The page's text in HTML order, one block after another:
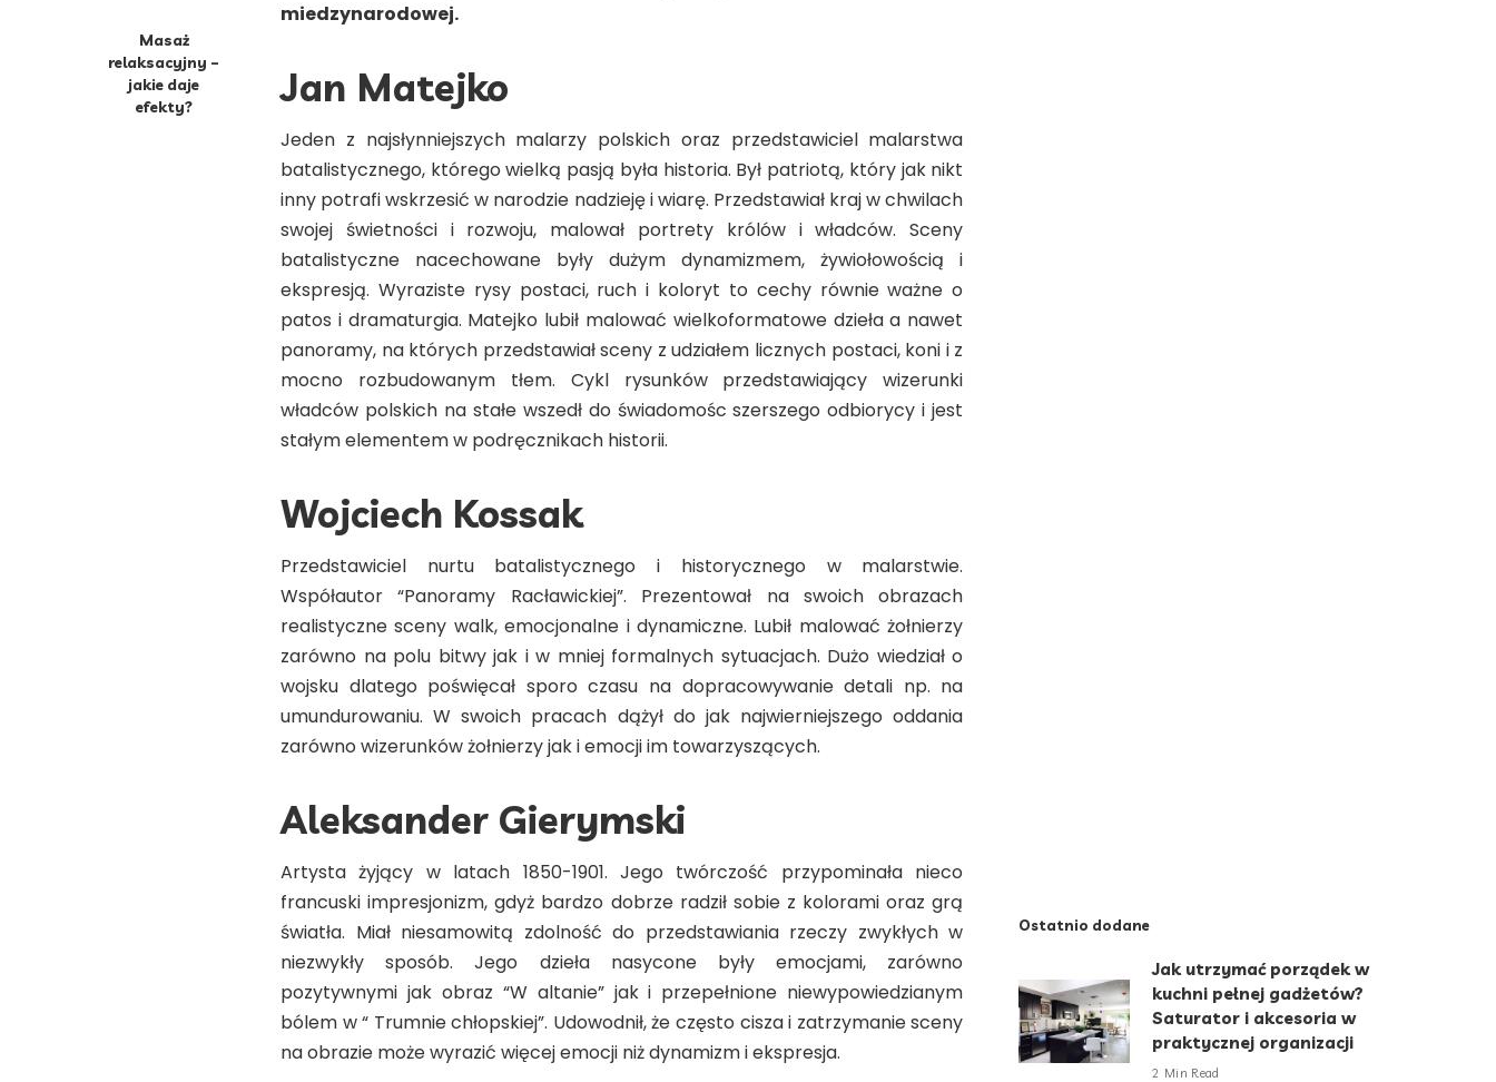
Masaż
relaksacyjny –
jakie daje
efekty?
miedzynarodowej.
Jan Matejko
Jeden z najsłynniejszych malarzy polskich oraz przedstawiciel malarstwa
batalistycznego, którego wielką pasją była historia. Był patriotą, który jak nikt
inny potrafi wskrzesić w narodzie nadzieję i wiarę. Przedstawiał kraj w chwilach
swojej świetności i rozwoju, malował portrety królów i władców. Sceny
batalistyczne nacechowane były dużym dynamizmem, żywiołowością i
ekspresją. Wyraziste rysy postaci, ruch i koloryt to cechy równie ważne o
patos i dramaturgia. Matejko lubił malować wielkoformatowe dzieła a nawet
panoramy, na których przedstawiał sceny z udziałem licznych postaci, koni i z
mocno rozbudowanym tłem. Cykl rysunków przedstawiający wizerunki
władców polskich na stałe wszedł do świadomośc szerszego odbiorycy i jest
stałym elementem w podręcznikach historii.
Wojciech Kossak
Przedstawiciel nurtu batalistycznego i historycznego w malarstwie.
Współautor “Panoramy Racławickiej”. Prezentował na swoich obrazach
realistyczne sceny walk, emocjonalne i dynamiczne. Lubił malować żołnierzy
zarówno na polu bitwy jak i w mniej formalnych sytuacjach. Dużo wiedział o
wojsku dlatego poświęcał sporo czasu na dopracowywanie detali np. na
umundurowaniu. W swoich pracach dążył do jak najwierniejszego oddania
zarówno wizerunków żołnierzy jak i emocji im towarzyszących.
Aleksander Gierymski
Artysta żyjący w latach 1850-1901. Jego twórczość przypominała nieco
francuski impresjonizm, gdyż bardzo dobrze radził sobie z kolorami oraz grą
światła. Miał niesamowitą zdolność do przedstawiania rzeczy zwykłych w
niezwykły sposób. Jego dzieła nasycone były emocjami, zarówno
pozytywnymi jak obraz “W altanie” jak i przepełnione niewypowiedzianym
bólem w “ Trumnie chłopskiej”. Udowodnił, że często cisza i zatrzymanie sceny
na obrazie może wyrazić więcej emocji niż dynamizm i ekspresja.
Ostatnio dodane
Jak utrzymać porządek w
kuchni pełnej gadżetów?
Saturator i akcesoria w
praktycznej organizacji
2 Min Read